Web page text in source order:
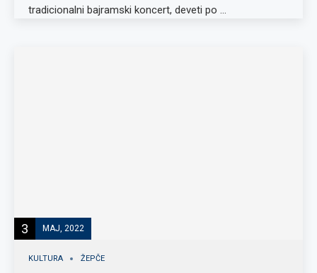
tradicionalni bajramski koncert, deveti po …
3 MAJ, 2022
KULTURA ŽEPČE